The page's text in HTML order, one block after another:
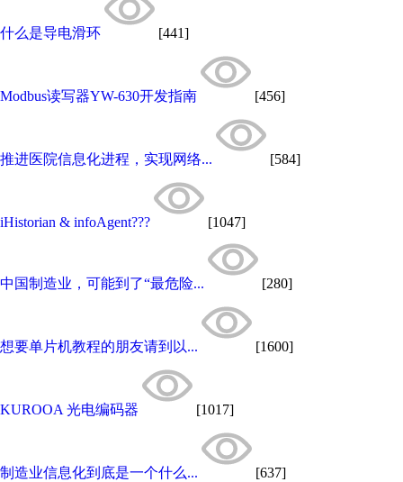
什么是导电滑环 [441]
Modbus读写器YW-630开发指南 [456]
推进医院信息化进程，实现网络... [584]
iHistorian & infoAgent??? [1047]
中国制造业，可能到了“最危险... [280]
想要单片机教程的朋友请到以... [1600]
KUROOA 光电编码器 [1017]
制造业信息化到底是一个什么... [637]